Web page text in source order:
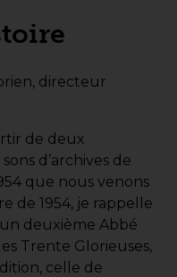
directeur
de deux
d’archives de
que nous venons
de 1954, je rappelle
deuxième Abbé
Trente Glorieuses,
celle de